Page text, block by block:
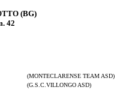
(BG)
42
(MONTECLARENSE TEAM ASD)
(G.S.C.VILLONGO ASD)